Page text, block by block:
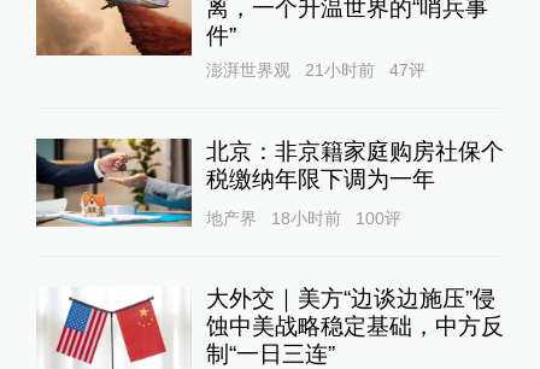
离，一个升温世界的“哨兵事
件”
澎湃世界观 21小时前 47评
北京：非京籍家庭购房社保个
税缴纳年限下调为一年
地产界 18小时前 100评
大外交｜美方“边谈边施压”侵
蚀中美战略稳定基础，中方反
制“一日三连”